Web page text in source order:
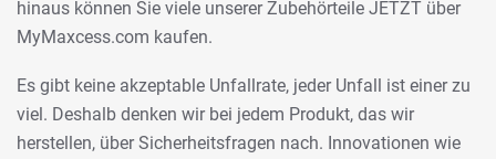
hinaus können Sie viele unserer Zubehörteile JETZT über
MyMaxcess.com kaufen.
Es gibt keine akzeptable Unfallrate, jeder Unfall ist einer zu
viel. Deshalb denken wir bei jedem Produkt, das wir
herstellen, über Sicherheitsfragen nach. Innovationen wie